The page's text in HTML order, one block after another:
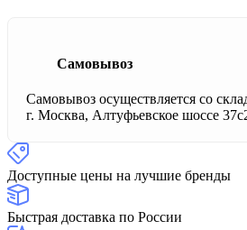
Самовывоз
Самовывоз осуществляется со
г. Москва, Алтуфьевское шоссе
Доступные цены на лучшие бренды
Быстрая доставка по России